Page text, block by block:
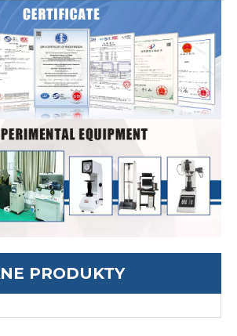
PRODUKTY